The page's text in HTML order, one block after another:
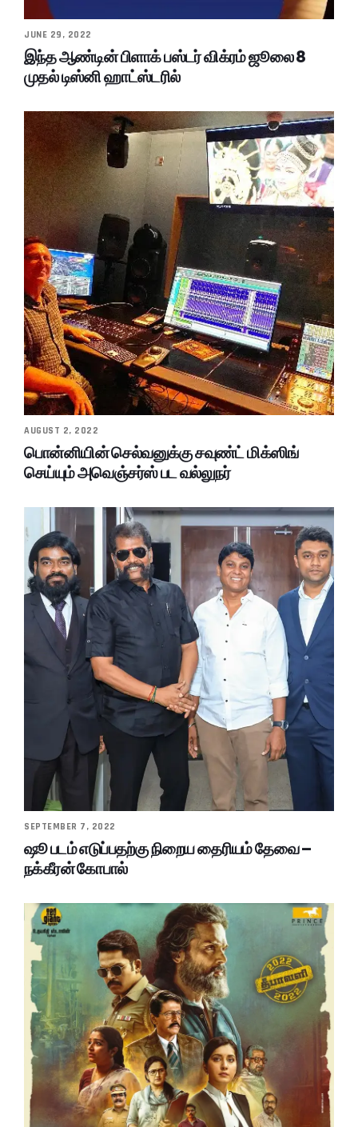
JUNE 29, 2022
இந்த ஆண்டின் பிளாக் பஸ்டர் விக்ரம் ஜூலை 8
முதல் டிஸ்னி ஹாட்ஸ்டரில்
AUGUST 2, 2022
பொன்னியின் செல்வனுக்கு சவுண்ட் மிக்ஸிங்
செய்யும் அவெஞ்சர்ஸ் பட வல்லுநர்
SEPTEMBER 7, 2022
ஷூ படம் எடுப்பதற்கு நிறைய தைரியம் தேவை –
நக்கீரன் கோபால்